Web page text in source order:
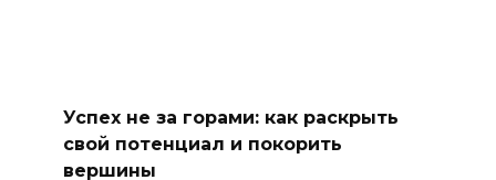
Успех не за горами: как раскрыть
свой потенциал и покорить
вершины